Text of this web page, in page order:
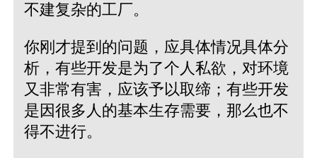
不建复杂的工厂。
你刚才提到的问题，应具体情况具体分
析，有些开发是为了个人私欲，对环境
又非常有害，应该予以取缔；有些开发
是因很多人的基本生存需要，那么也不
得不进行。